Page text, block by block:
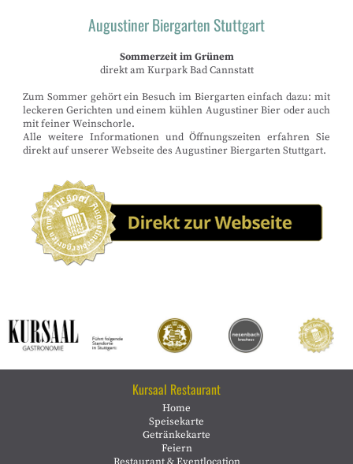
Augustiner Biergarten Stuttgart
Sommerzeit im Grünem
direkt am Kurpark Bad Cannstatt
Zum Sommer gehört ein Besuch im Biergarten einfach dazu: mit
leckeren Gerichten und einem kühlen Augustiner Bier oder auch
mit feiner Weinschorle.
Alle weitere Informationen und Öffnungszeiten erfahren Sie
direkt auf unserer Webseite des Augustiner Biergarten Stuttgart.
Kursaal Restaurant
Home
Speisekarte
Getränkekarte
Feiern
Restaurant & Eventlocation